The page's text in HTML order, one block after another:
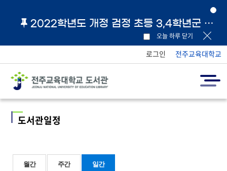
2022학년도 개정 검정 초등 3,4학년군 교과서 및 지도서 원문 링크 안내
오늘 하루 닫기
로그인 전주교육대학교
도서관일정
월간 주간 일간